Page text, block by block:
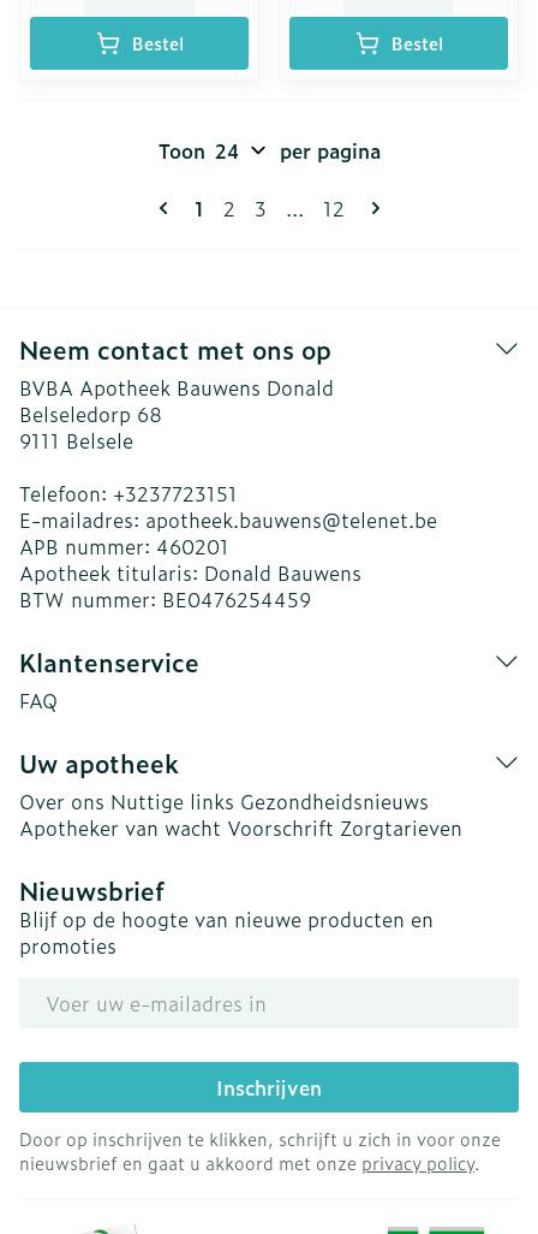
Bestel Bestel
Pagina's
U lees momenteel pagina
1 Pagina
2 Pagina
3 ... Pagina
12
Toon per pagina
Neem contact met ons op
BVBA Apotheek Bauwens Donald
Belseledorp 68
9111 Belsele
Telefoon: +3237723151
E-mailadres: apotheek.bauwens@telenet.be
APB nummer: 460201
Apotheek titularis: Donald Bauwens
BTW nummer: BE0476254459
Klantenservice
FAQ
Uw apotheek
Over ons Nuttige links Gezondheidsnieuws
Apotheker van wacht Voorschrift Zorgtarieven
Nieuwsbrief
Blijf op de hoogte van nieuwe producten en
promoties
Inschrijven
Door op inschrijven te klikken, schrijft u zich in voor onze
nieuwsbrief en gaat u akkoord met onze privacy policy.